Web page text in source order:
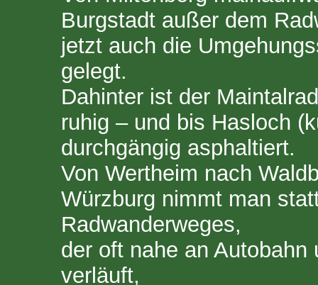
Burgstadt außer dem
jetzt auch die
gelegt.
Dahinter ist der
ruhig – und bis Hasloch
durchgängig asphaltiert.
Von Wertheim nach
Würzburg nimmt man
Radwanderweges,
der oft nahe an
verläuft,